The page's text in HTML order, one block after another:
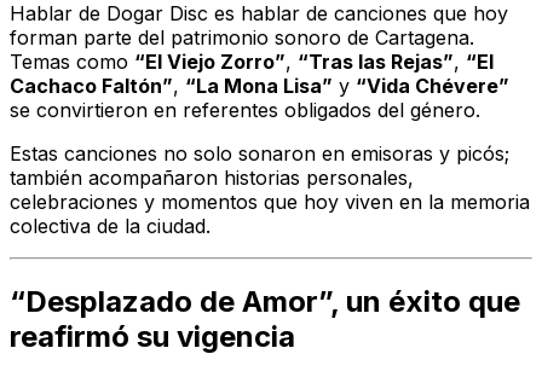
Hablar de Dogar Disc es hablar de canciones que hoy
forman parte del patrimonio sonoro de Cartagena.
Temas como “El Viejo Zorro”, “Tras las Rejas”, “El
Cachaco Faltón”, “La Mona Lisa” y “Vida Chévere”
se convirtieron en referentes obligados del género.
Estas canciones no solo sonaron en emisoras y picós;
también acompañaron historias personales,
celebraciones y momentos que hoy viven en la memoria
colectiva de la ciudad.
“Desplazado de Amor”, un éxito que
reafirmó su vigencia